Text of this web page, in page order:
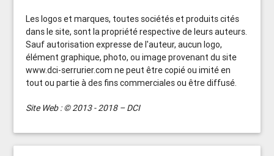
Les logos et marques, toutes sociétés et produits cités
dans le site, sont la propriété respective de leurs auteurs.
Sauf autorisation expresse de l'auteur, aucun logo,
élément graphique, photo, ou image provenant du site
www.dci-serrurier.com ne peut être copié ou imité en
tout ou partie à des fins commerciales ou être diffusé.
Site Web : © 2013 - 2018 – DCI